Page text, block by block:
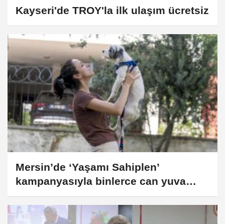
Kayseri'de TROY'la ilk ulaşım ücretsiz
Mersin’de ‘Yaşamı Sahiplen’
kampanyasıyla binlerce can yuva
buldu